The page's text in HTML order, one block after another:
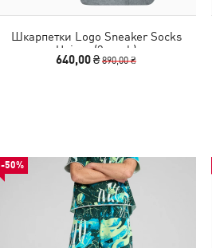
Шкарпетки Logo Sneaker Socks
Unisex (3-pack)
640,00 ₴890,00 ₴
-50%